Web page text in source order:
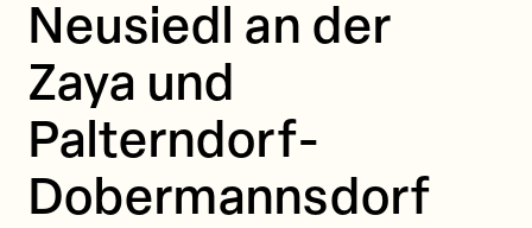
Neusiedl an der
Zaya und
Palterndorf-
Dobermannsdorf